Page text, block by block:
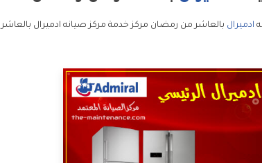
ادميرال بالعاشر من رمضان مركز خدمة مركز صيانه ادميرال